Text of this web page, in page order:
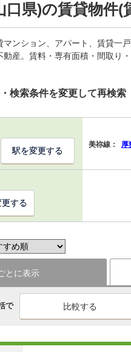
口県)の賃貸物件
ンション、アパート、賃貸一
動産。賃料・専有面積・間取り
検索条件を変更して再検索
美祢線： 厚
駅を変更する
する
とに表示
で